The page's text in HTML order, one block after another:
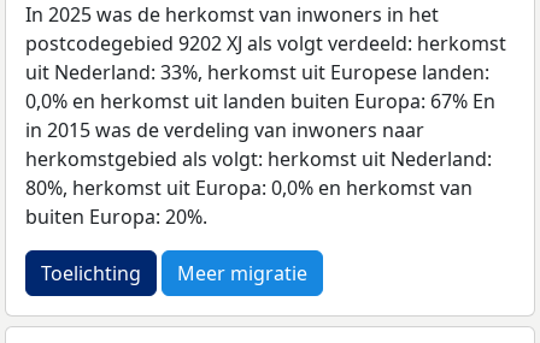
In 2025 was de herkomst van inwoners in het
postcodegebied 9202 XJ als volgt verdeeld: herkomst
uit Nederland: 33%, herkomst uit Europese landen:
0,0% en herkomst uit landen buiten Europa: 67% En
in 2015 was de verdeling van inwoners naar
herkomstgebied als volgt: herkomst uit Nederland:
80%, herkomst uit Europa: 0,0% en herkomst van
buiten Europa: 20%.
Toelichting Meer migratie